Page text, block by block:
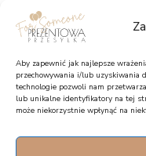
Aby zapewnić jak najlepsze
przechowywania i/lub uzyskiwania
technologie pozwoli nam
lub unikalne identyfikatory na tej
może niekorzystnie wpłynąć na
Portfel z